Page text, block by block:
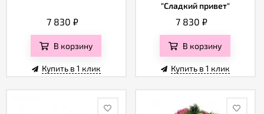
7 830₽
В корзину
Купить в 1 клик
"Сладкий привет"
7 830₽
В корзину
Купить в 1 клик